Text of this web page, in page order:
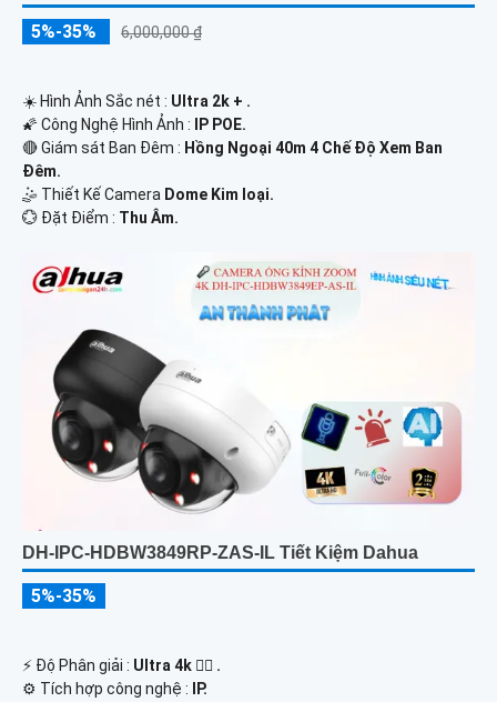
5%-35% 6,000,000 ₫
☀️ Hình Ảnh Sắc nét : Ultra 2k + .
🌠 Công Nghệ Hình Ảnh :
IP POE.
🔴 Giám sát Ban Đêm : Hồng Ngoại 40m 4 Chế Độ Xem Ban
Đêm.
🤹 Thiết Kế Camera Dome Kim loại.
️💮 Đặt Điểm : Thu Âm.
DH-IPC-HDBW3849RP-ZAS-IL Tiết Kiệm Dahua
5%-35%
️⚡ Độ Phân giải : Ultra 4k 👍🏾 .
⚙ Tích hợp công nghệ :
IP.